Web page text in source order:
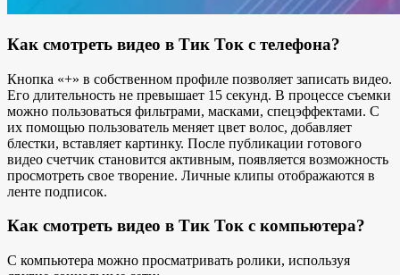
Как смотреть видео в Тик Ток с телефона?
Кнопка «+» в собственном профиле позволяет записать видео.
Его длительность не превышает 15 секунд. В процессе съемки
можно пользоваться фильтрами, масками, спецэффектами. С
их помощью пользователь меняет цвет волос, добавляет
блестки, вставляет картинку. После публикации готового
видео счетчик становится активным, появляется возможность
просмотреть свое творение. Личные клипы отображаются в
ленте подписок.
Как смотреть видео в Тик Ток с компьютера?
С компьютера можно просматривать ролики, используя